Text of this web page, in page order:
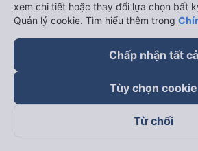
xem chi tiết hoặc thay đổi lựa chọn bất
Quản lý cookie. Tìm hiểu thêm trong
Chấp nhận tất cả
Tùy chọn cookie
Từ chối